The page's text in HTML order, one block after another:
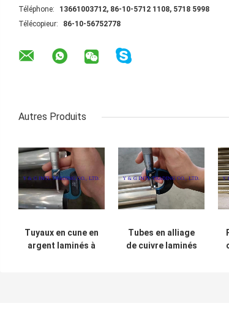
Téléphone:
13661003712, 86-10-5712 1108, 5718 5998
Télécopieur:
86-10-56752778
Autres Produits
Tuyaux en cune en
argent laminés à
Tubes en alliage
de cuivre laminés